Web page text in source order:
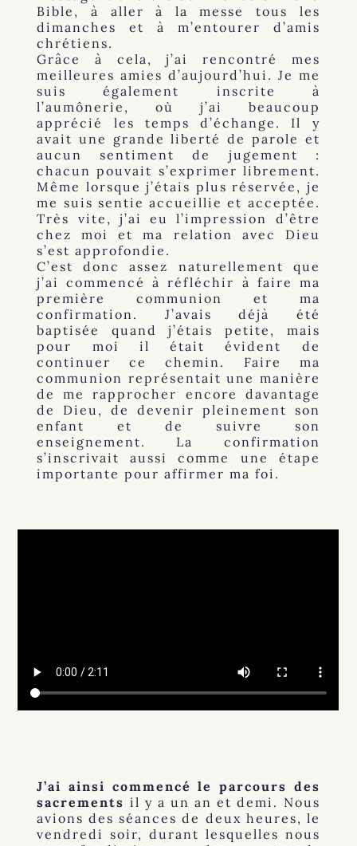
Bible, à aller à la messe tous les
dimanches et à m’entourer d’amis
chrétiens.
Grâce à cela, j’ai rencontré mes
meilleures amies d’aujourd’hui. Je me
suis également inscrite à
l’aumônerie, où j’ai beaucoup
apprécié les temps d’échange. Il y
avait une grande liberté de parole et
aucun sentiment de jugement :
chacun pouvait s’exprimer librement.
Même lorsque j’étais plus réservée, je
me suis sentie accueillie et acceptée.
Très vite, j’ai eu l’impression d’être
chez moi et ma relation avec Dieu
s’est approfondie.
C’est donc assez naturellement que
j’ai commencé à réfléchir à faire ma
première communion et ma
confirmation. J’avais déjà été
baptisée quand j’étais petite, mais
pour moi il était évident de
continuer ce chemin. Faire ma
communion représentait une manière
de me rapprocher encore davantage
de Dieu, de devenir pleinement son
enfant et de suivre son
enseignement. La confirmation
s’inscrivait aussi comme une étape
importante pour affirmer ma foi.
J’ai ainsi commencé le parcours des
sacrements il y a un an et demi. Nous
avions des séances de deux heures, le
vendredi soir, durant lesquelles nous